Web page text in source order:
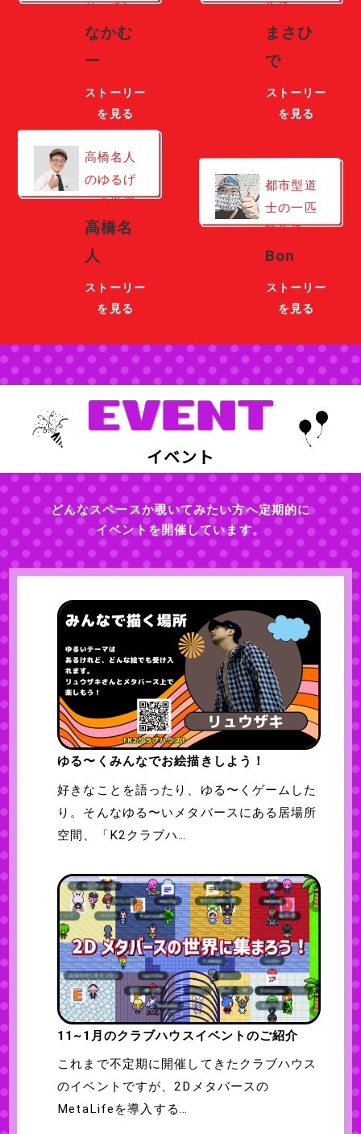
サーチ)
なかむ
ー
ストーリー
を見る
生活
まさひ
で
ストーリー
を見る
高橋名人
のゆるげ
～の世界
高橋名
人
ストーリー
を見る
都市型道
士の一匹
狼生活
Bon
ストーリー
を見る
イベント
どんなスペースか覗いてみたい方へ定期的に
イベントを開催しています。
ゆる〜くみんなでお絵描きしよう！
好きなことを語ったり、ゆる〜くゲームした
り。そんなゆる〜いメタバースにある居場所
空間、「K2クラブハ…
11~1月のクラブハウスイベントのご紹介
これまで不定期に開催してきたクラブハウス
のイベントですが、2Dメタバースの
MetaLifeを導入する…